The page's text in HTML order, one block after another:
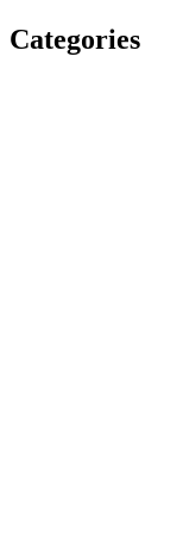
Categories